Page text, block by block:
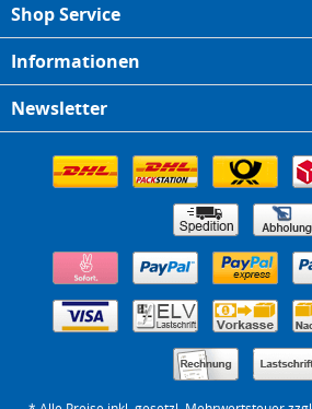
Shop Service
Informationen
Newsletter